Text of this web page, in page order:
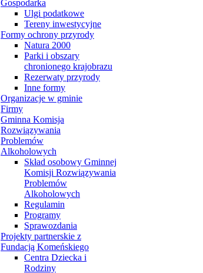
Gospodarka
Ulgi podatkowe
Tereny inwestycyjne
Formy ochrony przyrody
Natura 2000
Parki i obszary
chronionego krajobrazu
Rezerwaty przyrody
Inne formy
Organizacje w gminie
Firmy
Gminna Komisja
Rozwiązywania
Problemów
Alkoholowych
Skład osobowy Gminnej
Komisji Rozwiązywania
Problemów
Alkoholowych
Regulamin
Programy
Sprawozdania
Projekty partnerskie z
Fundacją Komeńskiego
Centra Dziecka i
Rodziny